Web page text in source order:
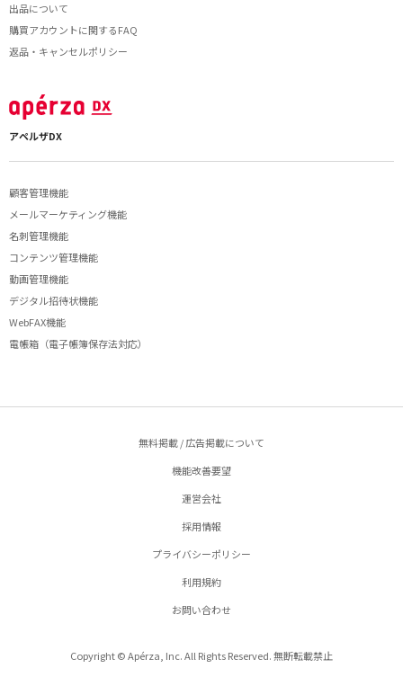
出品について
購買アカウントに関するFAQ
返品・キャンセルポリシー
アペルザDX
顧客管理機能
メールマーケティング機能
名刺管理機能
コンテンツ管理機能
動画管理機能
デジタル招待状機能
WebFAX機能
電帳箱（電子帳簿保存法対応）
無料掲載 / 広告掲載について
機能改善要望
運営会社
採用情報
プライバシーポリシー
利用規約
お問い合わせ
Copyright © Apérza, Inc. All Rights Reserved. 無断転載禁止